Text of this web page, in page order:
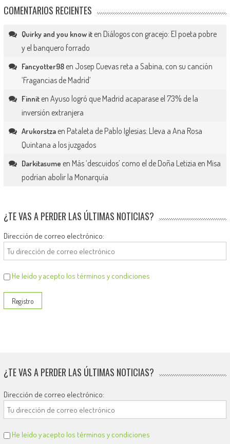
COMENTARIOS RECIENTES
Quirky and you know iten Diálogos con gracejo: El poeta pobre
y el banquero forrado
Fancyotter98en Josep Cuevas reta a Sabina, con su canción
‘Fragancias de Madrid’
Finniten Ayuso logró que Madrid acaparase el 73% de la
inversión extranjera
Arukorstzaen Pataleta de Pablo Iglesias: Lleva a Ana Rosa
Quintana a los juzgados
Darkitasume en Más ‘descuidos’ como el de Doña Letizia en Misa
podrían abolir la Monarquía
¿TE VAS A PERDER LAS ÚLTIMAS NOTICIAS?
Dirección de correo electrónico:
He leído y acepto los términos y condiciones
¿TE VAS A PERDER LAS ÚLTIMAS NOTICIAS?
Dirección de correo electrónico:
He leído y acepto los términos y condiciones